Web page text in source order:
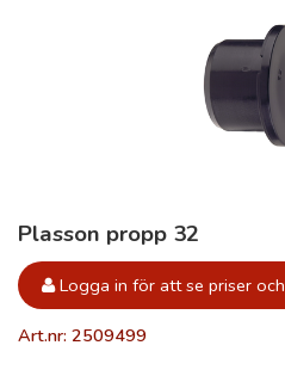
Plasson propp 32
Logga in för att se priser
Art.nr: 2509499